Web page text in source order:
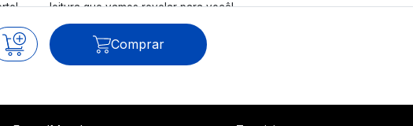
leitura que vamos revelar para você!
Comprar